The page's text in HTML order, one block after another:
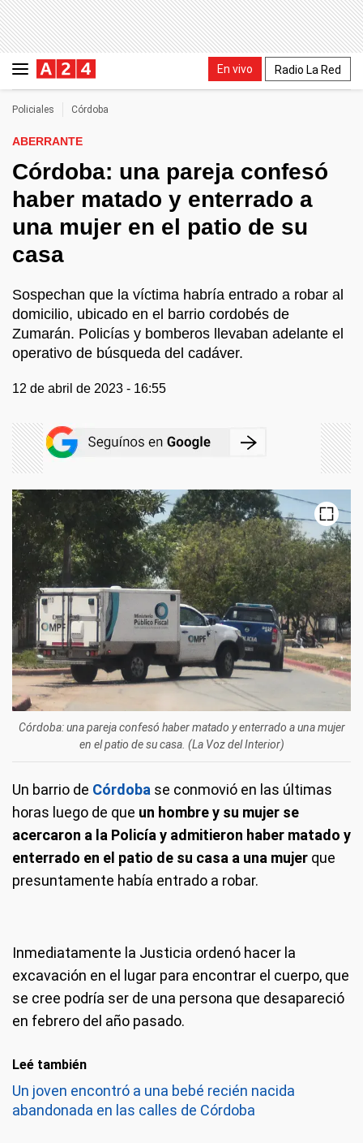
En vivo Radio La Red
Policiales Córdoba
ABERRANTE
Córdoba: una pareja confesó
haber matado y enterrado a
una mujer en el patio de su
casa
Sospechan que la víctima habría entrado a robar al
domicilio, ubicado en el barrio cordobés de
Zumarán. Policías y bomberos llevaban adelante el
operativo de búsqueda del cadáver.
12 de abril de 2023 - 16:55
Córdoba: una pareja confesó haber matado y enterrado a una mujer
en el patio de su casa. (La Voz del Interior)
Un barrio de Córdoba se conmovió en las últimas
horas luego de que un hombre y su mujer se
acercaron a la Policía y admitieron haber matado y
enterrado en el patio de su casa a una mujer que
presuntamente había entrado a robar.
Inmediatamente la Justicia ordenó hacer la
excavación en el lugar para encontrar el cuerpo, que
se cree podría ser de una persona que desapareció
en febrero del año pasado.
Leé también
Un joven encontró a una bebé recién nacida
abandonada en las calles de Córdoba